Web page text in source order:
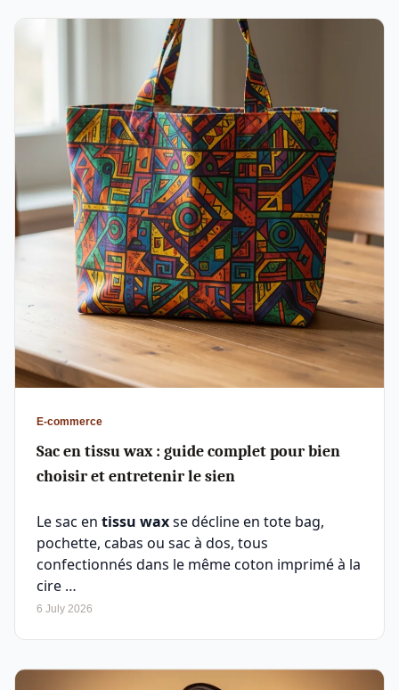
E-commerce
Sac en tissu wax : guide complet pour bien
choisir et entretenir le sien
Le sac en tissu waxse décline en tote bag,
pochette, cabas ou sac à dos, tous
confectionnés dans le même coton imprimé à la
cire …
6 July 2026